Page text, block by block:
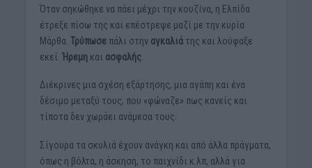
Όταν σηκώθηκε να πάει μέχρι την κουζίνα, η Ελπίδα
έτρεξε πίσω της και επέστρεψε μαζί με την κυρία
Μάρθα. Τρύπωσεπάλι στην αγκαλιάτης και λούφαξε
εκεί. Ήρεμηκαι ασφαλής.
Διέκρινες μια σχέση εξάρτησης, μια αγάπη και ένα
δέσιμο μεταξύ τους, που «φώναζε» πως κανείς και
τίποτα δεν χωράει ανάμεσα τους.
Σίγουρα τα σκυλιά έχουν ανάγκη και από άλλα πράγματα,
όπως η βόλτα, η άσκηση, το παιχνίδι κ.λπ, αλλά για